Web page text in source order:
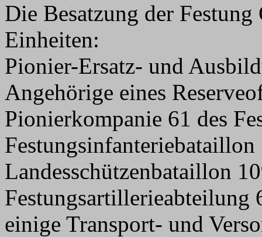
Die Besatzung der
Einheiten:
Pionier-Ersatz- und
Angehörige eines
Pionierkompanie 61 des
Festungsinfanteriebataillon
Landesschützenbataillon
Festungsartillerieabteilung
einige Transport- und